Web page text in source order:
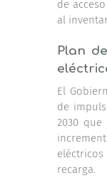
de
al
Plan
El
de
2030
recarga.